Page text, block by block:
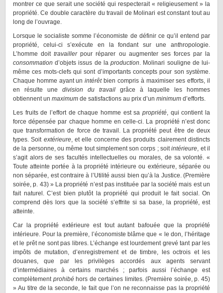
montrer ce que serait une société qui respecterait « religieusement » la
propriété. Ce double caractère du travail de Molinari est constant tout au
long de l’ouvrage.
Lorsque le socialiste somme l’économiste de définir ce qu’il entend par
propriété, celui-ci s’exécute en la fondant sur une anthropologie.
L’homme doittravaillerpour réparer ou augmenter ses forces par la
consommation d’objets issus de laproduction. Molinari souligne de lui-
même ces mots-clefs qui sont d’importants concepts pour son système.
Chaque homme ayant unintérêtbien compris à maximiser ses efforts, il
en résulte une division du travail grâce à laquelle les hommes
obtiennent un maximum de satisfactions au prix d’un minimum d’efforts.
Les fruits de l’effort de chaque homme est sa propriété, qui contient la
force dépensée par chaque homme en celle-ci. La propriété n’est donc
que transformation de force de travail. La propriété peut être de deux
types. Soit extérieure, et elle concerne des produits clairement distincts
de la personne, ou même tout simplement son corps ; soitintérieure, et il
s’agit alors de ses facultés intellectuelles ou morales, de sa volonté. «
Toute atteinte portée à la propriété intérieure ou extérieure, séparée ou
non séparée, est contraire à l’Utilité aussi bien qu’à la Justice. (Première
soirée, p. 43) » La propriété n’est pas instituée par la société mais est un
fait naturel. C’est bien plutôt la propriété qui produit le fait social. On
comprend dès lors que la société s’effrite si sa base, la propriété, est
atteinte.
Car la propriété extérieure est tout autant bafouée que la propriété
intérieure. Pour la première, l’économiste blâme que « le don, l’héritage
et le prêt ne sont pas libres. L’échange est lourdement grevé tant par les
impôts de mutation, d’enregistrement et de timbre, les octrois et les
douanes, que par les privilèges accordés aux agents servant
d’intermédiaires à certains marchés ; parfois aussi l’échange est
complètement prohibé hors de certaines limites. (Première soirée, p. 45)
» Au titre de la seconde, le fait que l’on ne reconnaisse pas la propriété